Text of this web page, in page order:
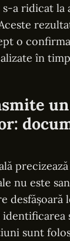
a ridicat la
o
în
nu este
desfășoară
sunt